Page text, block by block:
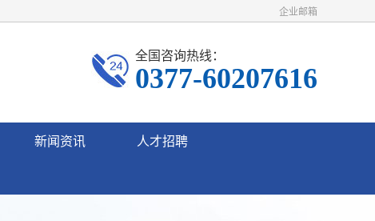
企业邮箱
全国咨询热线：
0377-60207616
新闻资讯
人才招聘